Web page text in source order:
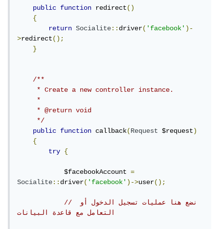
public
function redirect()
{
return
Socialite::driver('facebook')-
>redirect();
}
/**
     * Create a new controller instance.
     *
     * @return void
     */
public
function callback(Request $request)
{
try
{
            $facebookAccount
=
Socialite::driver('facebook')->user();
// نضع هنا عمليات تسجيل الدخول أو
التعامل مع قاعدة البيانات